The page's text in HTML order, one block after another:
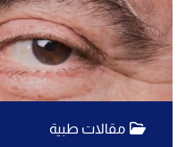
مقالات طبية